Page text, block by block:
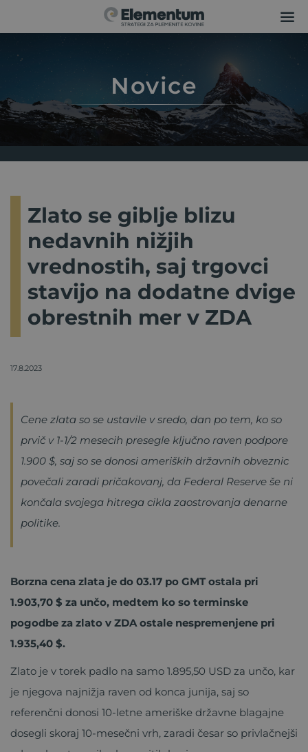
Novice
Zlato se giblje blizu
nedavnih nižjih
vrednostih, saj trgovci
stavijo na dodatne dvige
obrestnih mer v ZDA
17.8.2023
Cene zlata so se ustavile v sredo, dan po tem, ko so
prvič v 1-1/2 mesecih presegle ključno raven podpore
1.900 $, saj so se donosi ameriških državnih obveznic
povečali zaradi pričakovanj, da Federal Reserve še ni
končala svojega hitrega cikla zaostrovanja denarne
politike.
Borzna cena zlata je do 03.17 po GMT ostala pri
1.903,70 $ za unčo, medtem ko so terminske
pogodbe za zlato v ZDA ostale nespremenjene pri
1.935,40 $.
Zlato je v torek padlo na samo 1.895,50 USD za unčo, kar
je njegova najnižja raven od konca junija, saj so
referenčni donosi 10-letne ameriške državne blagajne
dosegli skoraj 10-mesečni vrh, zaradi česar so privlačnejši